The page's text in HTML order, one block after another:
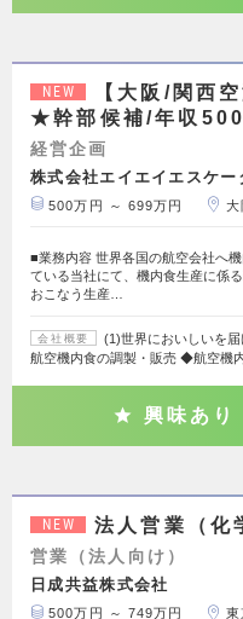
NEW
【大阪/関西
★幹部候補/年収
経営企画
株式会社エイエイエスケー
500万円 ～ 699万円 大
■業務内容 世界各国の航空会社へ
ている当社にて、機内食生産に係
おこなう生産…
会社概要
(1)世界においしいを
航空機内食の調製・販売 ◆航空機
興味あり
NEW 法人営業（化
営業（法人向け）
日成共益株式会社
500万円 ～ 749万円 東